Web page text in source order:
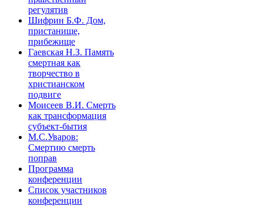
регулятив
Шифрин Б.Ф. Дом,
пристанище,
прибежище
Гаевская Н.З. Память
смертная как
творчество в
христианском
подвиге
Моисеев В.И. Смерть
как трансформация
субъект-бытия
М.С.Уваров:
Смертию смерть
поправ
Программа
конференции
Список участников
конференции